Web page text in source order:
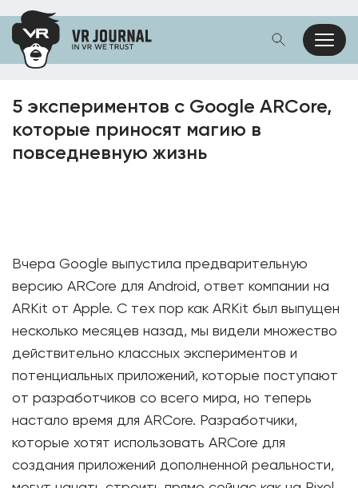
5 экспериментов с Google ARCore,
которые приносят магию в
повседневную жизнь
Вчера Google выпустила предварительную
версию ARCore для Android, ответ компании на
ARKit от Apple. С тех пор как ARKit был выпущен
несколько месяцев назад, мы видели множество
действительно классных экспериментов и
потенциальных приложений, которые поступают
от разработчиков со всего мира, но теперь
настало время для ARCore. Разработчики,
которые хотят использовать ARCore для
создания приложений дополненной реальности,